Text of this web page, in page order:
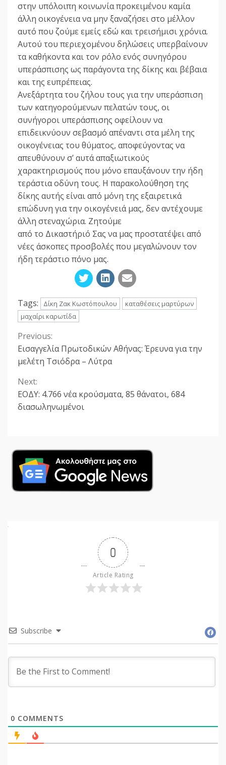
στην υπόλοιπη κοινωνία προκειμένου καμία
άλλη οικογένεια να μην ξαναζήσει στο μέλλον
αυτό που ζούμε εμείς εδώ και τρεισήμισι χρόνια.
Αυτού του περιεχομένου δηλώσεις υπερβαίνουν
τα καθήκοντα και τον ρόλο ενός συνηγόρου
υπεράσπισης ως παράγοντα της δίκης και βέβαια
και της ευπρέπειας.
Ανεξάρτητα του ζήλου τους για την υπεράσπιση
των κατηγορούμενων πελατών τους, οι
συνήγοροι υπεράσπισης οφείλουν να
επιδεικνύουν σεβασμό απέναντι στα μέλη της
οικογένειας του θύματος, αποφεύγοντας να
απευθύνουν σ’ αυτά απαξιωτικούς
χαρακτηρισμούς που μόνο επαυξάνουν την ήδη
τεράστια οδύνη τους. Η παρακολούθηση της
δίκης αυτής είναι από μόνη της εξαιρετικά
επώδυνη για την οικογένειά μας, δεν αντέχουμε
άλλη στεναχώρια. Ζητούμε
από το Δικαστήριό Σας να μας προστατέψει από
νέες άσκοπες προσβολές που μεγαλώνουν τον
ήδη τεράστιο πόνο μας.
Tags: Δίκη Ζακ Κωστόπουλου
καταθέσεις μαρτύρων
μαχαίρι καρωτίδα
Continue
Reading
Previous:
Εισαγγελία Πρωτοδικών Αθήνας: Έρευνα για την
μελέτη Τσιόδρα – Λύτρα
Next:
ΕΟΔΥ: 4.766 νέα κρούσματα, 85 θάνατοι, 684
διασωληνωμένοι
0
Article Rating
Subscribe
0 COMMENTS